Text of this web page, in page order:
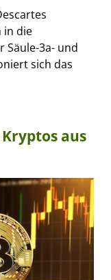
in die
Säule-3a- und
sich das
aus